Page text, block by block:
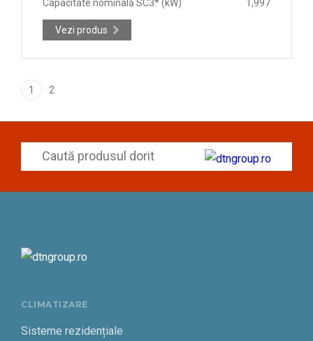
Capacitate nominală SC3* (kW)
1,997
Vezi produs
1 2
CLIMATIZARE
Sisteme rezidențiale